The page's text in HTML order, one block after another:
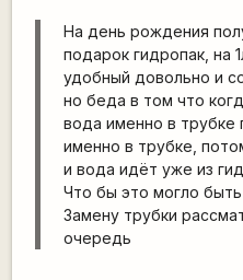
На день рождения
подарок гидропак, на
удобный довольно и
но беда в том что
вода именно в трубке
именно в трубке,
и вода идёт уже из
Что бы это могло быть
Замену трубки
очередь